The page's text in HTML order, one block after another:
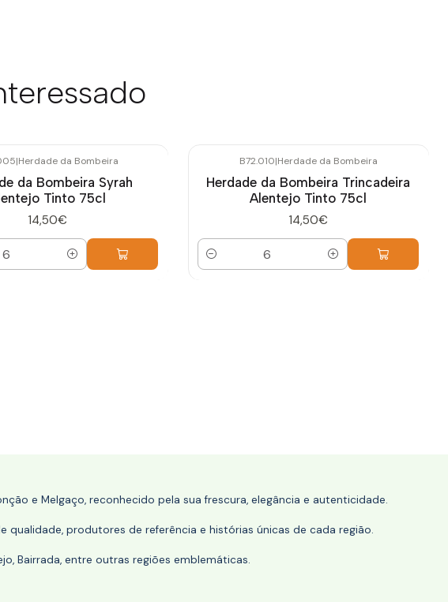
|Herdade da Bombeira
da Bombeira Syrah
Tinto 75cl
14,50€
B72.010|Herdade da Bombeira
Herdade da Bombeira Trincadeira
Alentejo Tinto 75cl
14,50€
Quantidade
e Melgaço, reconhecido pela sua frescura, elegância e autenticidade.
produtores de referência e histórias únicas de cada região.
Bairrada, entre outras regiões emblemáticas.